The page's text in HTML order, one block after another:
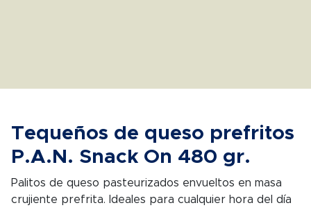
Tequeños de queso prefritos
P.A.N. Snack On 480 gr.
Palitos de queso pasteurizados envueltos en masa
crujiente prefrita. Ideales para cualquier hora del día